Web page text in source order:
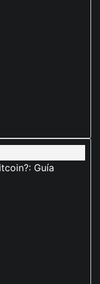
Guía